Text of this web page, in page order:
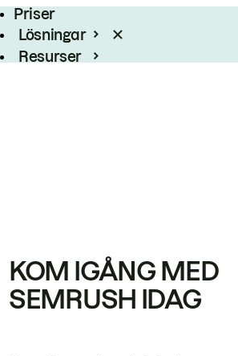
Priser
Lösningar
Resurser
KOM IGÅNG MED
SEMRUSH IDAG